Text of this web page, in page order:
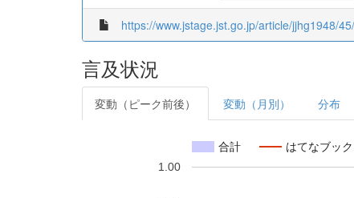
https://www.jstage.jst.go.jp/article/jjhg1948/
言及状況
変動（ピーク前後） 変動（月別） 分布
合計 はてなブッ
1.00